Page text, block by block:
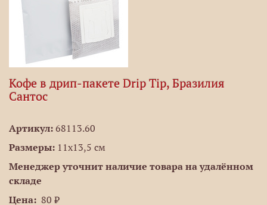
Кофе в дрип-пакете Drip Tip, Бразилия
Сантос
Артикул: 68113.60
Размеры: 11х13,5 см
Менеджер уточнит наличие товара на удалённом
складе
Цена: 80 ₽